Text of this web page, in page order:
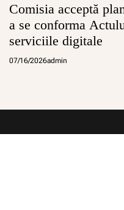
Comisia acceptă
a se conforma
serviciile digitale
07/16/2026admin